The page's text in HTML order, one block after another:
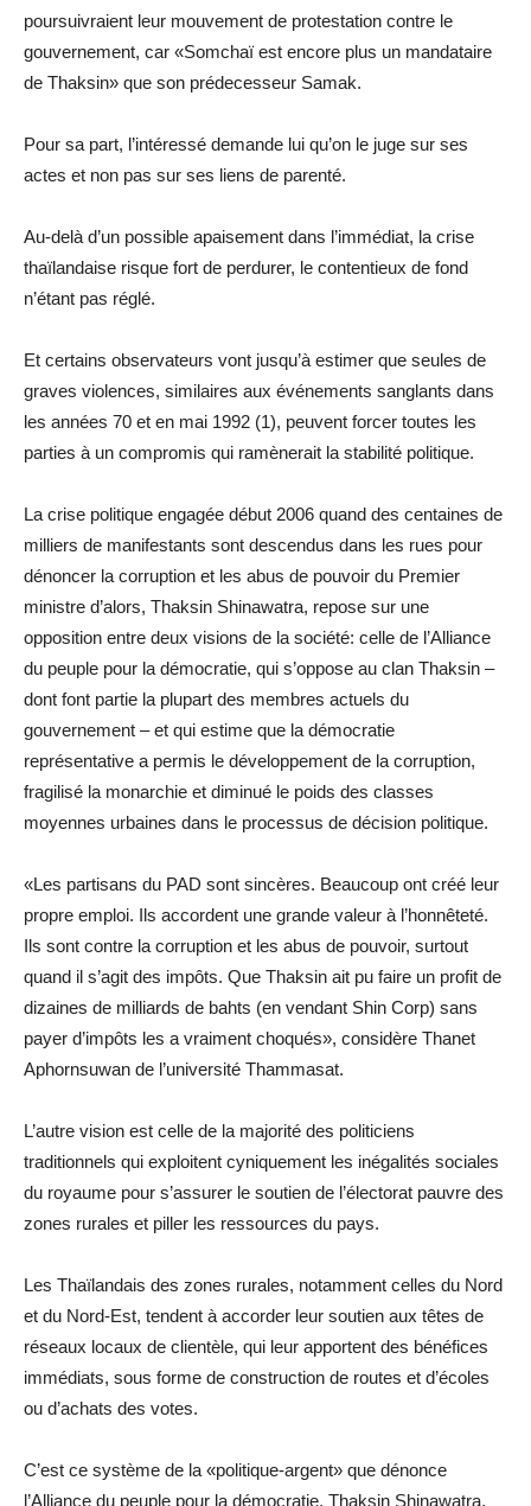
poursuivraient leur mouvement de protestation contre le
gouvernement, car «Somchaï est encore plus un mandataire
de Thaksin» que son prédecesseur Samak.
Pour sa part, l’intéressé demande lui qu’on le juge sur ses
actes et non pas sur ses liens de parenté.
Au-delà d’un possible apaisement dans l’immédiat, la crise
thaïlandaise risque fort de perdurer, le contentieux de fond
n’étant pas réglé.
Et certains observateurs vont jusqu’à estimer que seules de
graves violences, similaires aux événements sanglants dans
les années 70 et en mai 1992 (1), peuvent forcer toutes les
parties à un compromis qui ramènerait la stabilité politique.
La crise politique engagée début 2006 quand des centaines de
milliers de manifestants sont descendus dans les rues pour
dénoncer la corruption et les abus de pouvoir du Premier
ministre d’alors, Thaksin Shinawatra, repose sur une
opposition entre deux visions de la société: celle de l’Alliance
du peuple pour la démocratie, qui s’oppose au clan Thaksin –
dont font partie la plupart des membres actuels du
gouvernement – et qui estime que la démocratie
représentative a permis le développement de la corruption,
fragilisé la monarchie et diminué le poids des classes
moyennes urbaines dans le processus de décision politique.
«Les partisans du PAD sont sincères. Beaucoup ont créé leur
propre emploi. Ils accordent une grande valeur à l’honnêteté.
Ils sont contre la corruption et les abus de pouvoir, surtout
quand il s’agit des impôts. Que Thaksin ait pu faire un profit de
dizaines de milliards de bahts (en vendant Shin Corp) sans
payer d’impôts les a vraiment choqués», considère Thanet
Aphornsuwan de l’université Thammasat.
L’autre vision est celle de la majorité des politiciens
traditionnels qui exploitent cyniquement les inégalités sociales
du royaume pour s’assurer le soutien de l’électorat pauvre des
zones rurales et piller les ressources du pays.
Les Thaïlandais des zones rurales, notamment celles du Nord
et du Nord-Est, tendent à accorder leur soutien aux têtes de
réseaux locaux de clientèle, qui leur apportent des bénéfices
immédiats, sous forme de construction de routes et d’écoles
ou d’achats des votes.
C’est ce système de la «politique-argent» que dénonce
l’Alliance du peuple pour la démocratie. Thaksin Shinawatra,